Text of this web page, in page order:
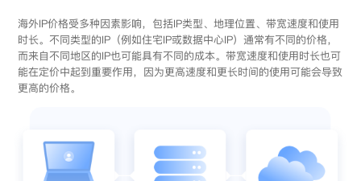
海外IP价格受多种因素影响，包括IP类型、地理位置、带宽速度和使用
时长。不同类型的IP（例如住宅IP或数据中心IP）通常有不同的价格，
而来自不同地区的IP也可能具有不同的成本。带宽速度和使用时长也可
能在定价中起到重要作用，因为更高速度和更长时间的使用可能会导致
更高的价格。